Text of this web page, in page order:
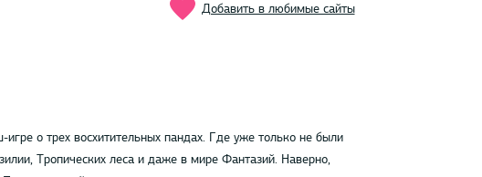
Добавить в любимые сайты
о трех восхитительных пандах. Где уже только не были
Тропических леса и даже в мире Фантазий. Наверно,